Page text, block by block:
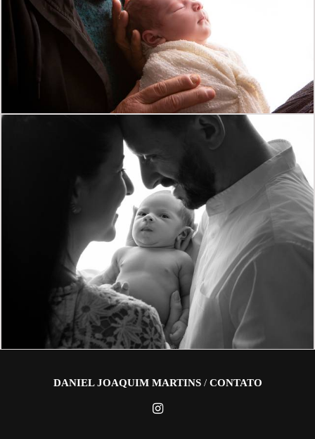
0
704 0
DANIEL JOAQUIM MARTINS/ CONTATO